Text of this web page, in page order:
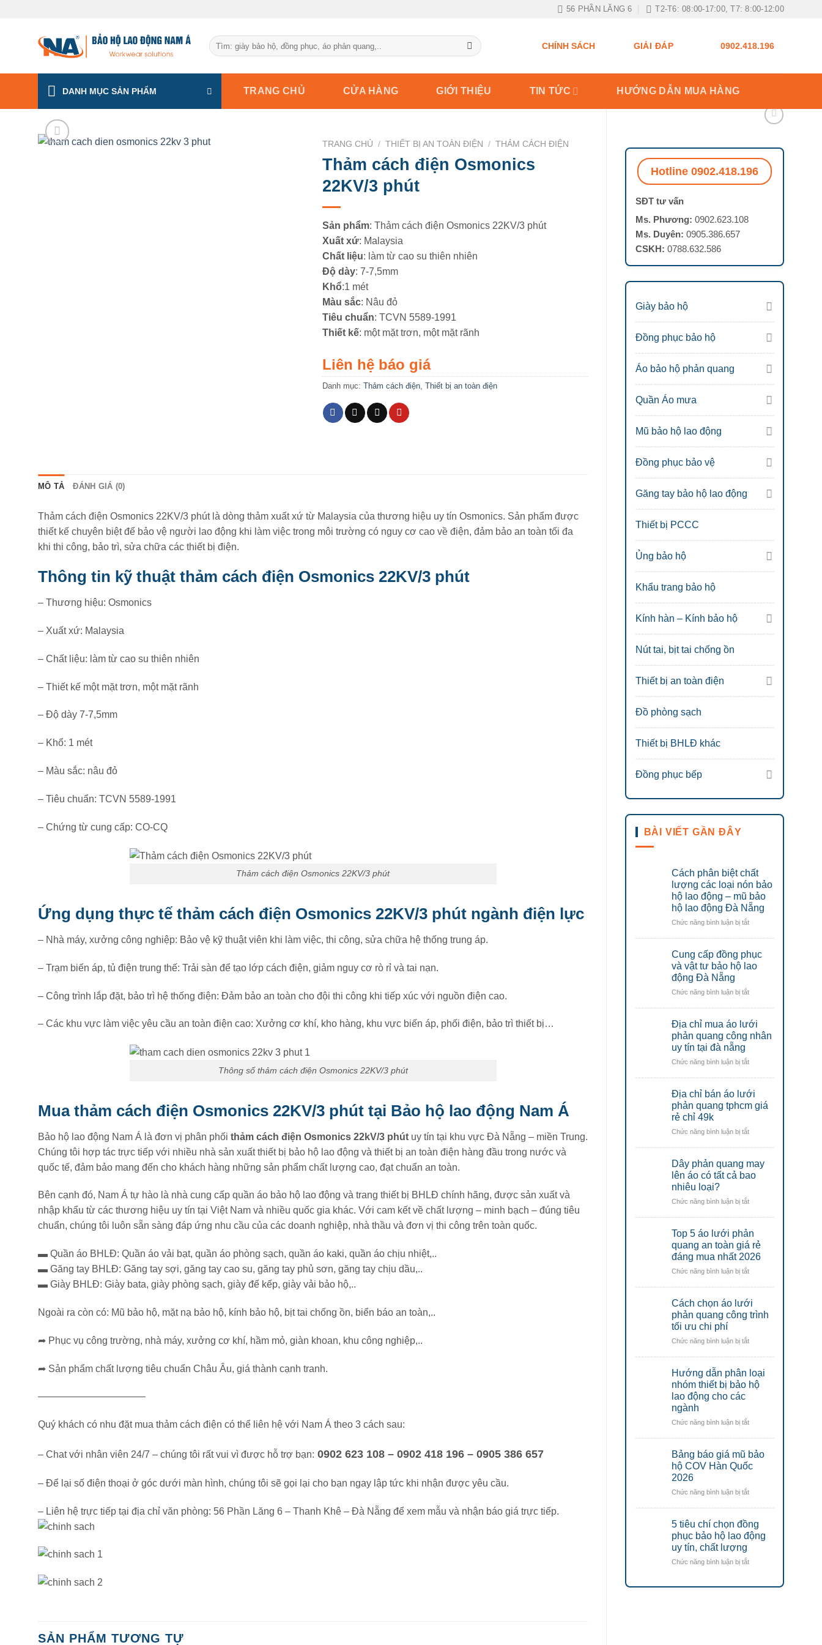
56 PHẦN LĂNG 6 T2-T6: 08:00-17:00, T7: 8:00-12:00
Tìm
kiếm:
CHÍNH SÁCH GIẢI ĐÁP 0902.418.196
DANH MỤC SẢN PHẨM TRANG CHỦ CỬA HÀNG GIỚI THIỆU TIN TỨC HƯỚNG DẪN MUA HÀNG
Hotline 0902.418.196
SĐT tư vấn
Ms. Phương: 0902.623.108
Ms. Duyên: 0905.386.657
CSKH: 0788.632.586
Giày bảo hộ
Đồng phục bảo hộ
Áo bảo hộ phản quang
Quần Áo mưa
Mũ bảo hộ lao động
Đồng phục bảo vệ
Găng tay bảo hộ lao động
Thiết bị PCCC
Ủng bảo hộ
Khẩu trang bảo hộ
Kính hàn – Kính bảo hộ
Nút tai, bịt tai chống ồn
Thiết bị an toàn điện
Đồ phòng sạch
Thiết bị BHLĐ khác
Đồng phục bếp
BÀI VIẾT GẦN ĐÂY
Cách phân biệt chất
lượng các loại nón bảo
hộ lao động – mũ bảo
hộ lao động Đà Nẵng
Chức năng bình luận bị tắtở
biệt
chất
loại
hộ
lao
hộ
lao
động
Nẵng
Cung cấp đồng phục
và vật tư bảo hộ lao
động Đà Nẵng
Chức năng bình luận bị tắtở
đồng
phục
tư
lao
động
Địa chỉ mua áo lưới
phản quang công nhân
uy tín tại đà nẵng
Chức năng bình luận bị tắtở
mua
áo
lưới
quang
uy
tín
Địa chỉ bán áo lưới
phản quang tphcm giá
rẻ chỉ 49k
Chức năng bình luận bị tắtở
bán
áo
quang
rẻ
chỉ
49k
Dây phản quang may
lên áo có tất cả bao
nhiêu loại?
Chức năng bình luận bị tắtở
quang
may
lên
có
bao
nhiêu
Top 5 áo lưới phản
quang an toàn giá rẻ
đáng mua nhất 2026
Chức năng bình luận bị tắtở
áo
lưới
an
rẻ
đáng
Cách chọn áo lưới
phản quang công trình
tối ưu chi phí
Chức năng bình luận bị tắtở
áo
lưới
trình
chi
phí
Hướng dẫn phân loại
nhóm thiết bị bảo hộ
lao động cho các
ngành
Chức năng bình luận bị tắtở
phân
loại
bị
lao
động
Bảng báo giá mũ bảo
hộ COV Hàn Quốc
2026
Chức năng bình luận bị tắtở
giá
mũ
COV
Quốc
5 tiêu chí chọn đồng
phục bảo hộ lao động
uy tín, chất lượng
Chức năng bình luận bị tắtở
TRANG CHỦ / THIẾT BỊ AN TOÀN ĐIỆN / THẢM CÁCH ĐIỆN
Thảm cách điện Osmonics
22KV/3 phút
Sản phẩm: Thảm cách điện Osmonics 22KV/3 phút
Xuất xứ: Malaysia
Chất liệu: làm từ cao su thiên nhiên
Độ dày: 7-7,5mm
Khổ:1 mét
Màu sắc: Nâu đỏ
Tiêu chuẩn: TCVN 5589-1991
Thiết kế: một mặt trơn, một mặt rãnh
Liên hệ báo giá
Danh mục: Thảm cách điện, Thiết bị an toàn điện
MÔ TẢ ĐÁNH GIÁ (0)
Thảm cách điện Osmonics 22KV/3 phút là dòng thảm xuất xứ từ Malaysia của thương hiệu uy tín Osmonics. Sản phẩm được
thiết kế chuyên biệt để bảo vệ người lao động khi làm việc trong môi trường có nguy cơ cao về điện, đảm bảo an toàn tối đa
khi thi công, bảo trì, sửa chữa các thiết bị điện.
Thông tin kỹ thuật thảm cách điện Osmonics 22KV/3 phút
– Thương hiệu: Osmonics
– Xuất xứ: Malaysia
– Chất liệu: làm từ cao su thiên nhiên
– Thiết kế một mặt trơn, một mặt rãnh
– Độ dày 7-7,5mm
– Khổ: 1 mét
– Màu sắc: nâu đỏ
– Tiêu chuẩn: TCVN 5589-1991
– Chứng từ cung cấp: CO-CQ
Thảm cách điện Osmonics 22KV/3 phút
Ứng dụng thực tế thảm cách điện Osmonics 22KV/3 phút ngành điện lực
– Nhà máy, xưởng công nghiệp: Bảo vệ kỹ thuật viên khi làm việc, thi công, sửa chữa hệ thống trung áp.
– Trạm biến áp, tủ điện trung thế: Trải sàn để tạo lớp cách điện, giảm nguy cơ rò rỉ và tai nạn.
– Công trình lắp đặt, bảo trì hệ thống điện: Đảm bảo an toàn cho đội thi công khi tiếp xúc với nguồn điện cao.
– Các khu vực làm việc yêu cầu an toàn điện cao: Xưởng cơ khí, kho hàng, khu vực biến áp, phối điện, bảo trì thiết bị…
Thông số thảm cách điện Osmonics 22KV/3 phút
Mua thảm cách điện Osmonics 22KV/3 phút tại Bảo hộ lao động Nam Á
Bảo hộ lao động Nam Á là đơn vị phân phối thảm cách điện Osmonics 22kV/3 phút uy tín tại khu vực Đà Nẵng – miền Trung.
Chúng tôi hợp tác trực tiếp với nhiều nhà sản xuất thiết bị bảo hộ lao động và thiết bị an toàn điện hàng đầu trong nước và
quốc tế, đảm bảo mang đến cho khách hàng những sản phẩm chất lượng cao, đạt chuẩn an toàn.
Bên cạnh đó, Nam Á tự hào là nhà cung cấp quần áo bảo hộ lao động và trang thiết bị BHLĐ chính hãng, được sản xuất và
nhập khẩu từ các thương hiệu uy tín tại Việt Nam và nhiều quốc gia khác. Với cam kết về chất lượng – minh bạch – đúng tiêu
chuẩn, chúng tôi luôn sẵn sàng đáp ứng nhu cầu của các doanh nghiệp, nhà thầu và đơn vị thi công trên toàn quốc.
▬ Quần áo BHLĐ: Quần áo vải bạt, quần áo phòng sạch, quần áo kaki, quần áo chịu nhiệt,..
▬ Găng tay BHLĐ: Găng tay sợi, găng tay cao su, găng tay phủ sơn, găng tay chịu dầu,..
▬ Giày BHLĐ: Giày bata, giày phòng sạch, giày đế kếp, giày vải bảo hộ,..
Ngoài ra còn có: Mũ bảo hộ, mặt nạ bảo hộ, kính bảo hộ, bịt tai chống ồn, biển báo an toàn,..
➦ Phục vụ công trường, nhà máy, xưởng cơ khí, hầm mỏ, giàn khoan, khu công nghiệp,..
➦ Sản phẩm chất lượng tiêu chuẩn Châu Âu, giá thành cạnh tranh.
———————————
Quý khách có nhu đặt mua thảm cách điện có thể liên hệ với Nam Á theo 3 cách sau:
– Chat với nhân viên 24/7 – chúng tôi rất vui vì được hỗ trợ bạn: 0902 623 108 – 0902 418 196 – 0905 386 657
– Để lại số điện thoại ở góc dưới màn hình, chúng tôi sẽ gọi lại cho bạn ngay lập tức khi nhận được yêu cầu.
– Liên hệ trực tiếp tại địa chỉ văn phòng: 56 Phần Lăng 6 – Thanh Khê – Đà Nẵng để xem mẫu và nhận báo giá trực tiếp.
SẢN PHẨM TƯƠNG TỰ